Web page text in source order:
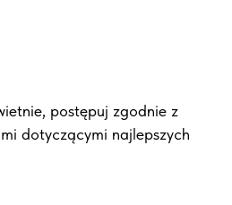
postępuj zgodnie z
dotyczącymi najlepszych